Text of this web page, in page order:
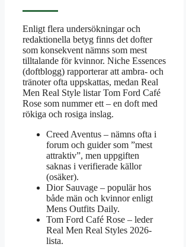
Enligt flera undersökningar och
redaktionella betyg finns det dofter
som konsekvent nämns som mest
tilltalande för kvinnor. Niche Essences
(doftblogg) rapporterar att ambra- och
tränoter ofta uppskattas, medan Real
Men Real Style listar Tom Ford Café
Rose som nummer ett – en doft med
rökiga och rosiga inslag.
Creed Aventus – nämns ofta i
forum och guider som ”mest
attraktiv”, men uppgiften
saknas i verifierade källor
(osäker).
Dior Sauvage – populär hos
både män och kvinnor enligt
Mens Outfits Daily.
Tom Ford Café Rose – leder
Real Men Real Styles 2026-
lista.